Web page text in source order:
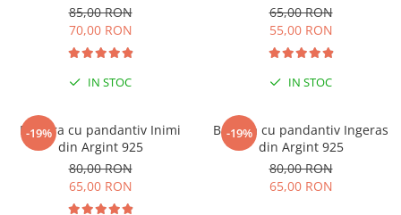
85,00 RON
70,00 RON
IN STOC
65,00 RON
55,00 RON
IN STOC
-19%
Bratara cu pandantiv Inimi
din Argint 925
80,00 RON
65,00 RON
-19%
Bratara cu pandantiv Ingeras
din Argint 925
80,00 RON
65,00 RON